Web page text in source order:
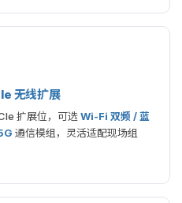
无线扩展
扩展位，可选Wi-Fi 双频 / 蓝
通信模组，灵活适配现场组